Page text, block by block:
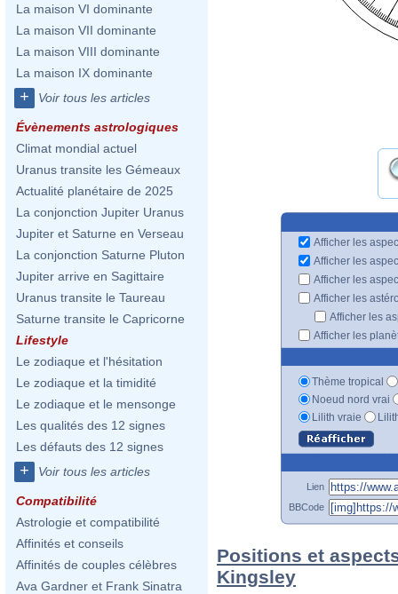
La maison VI dominante
La maison VII dominante
La maison VIII dominante
La maison IX dominante
+ Voir tous les articles
Évènements astrologiques
Climat mondial actuel
Uranus transite les Gémeaux
Actualité planétaire de 2025
La conjonction Jupiter Uranus
Jupiter et Saturne en Verseau
La conjonction Saturne Pluton
Jupiter arrive en Sagittaire
Uranus transite le Taureau
Saturne transite le Capricorne
Lifestyle
Le zodiaque et l'hésitation
Le zodiaque et la timidité
Le zodiaque et le mensonge
Les qualités des 12 signes
Les défauts des 12 signes
+ Voir tous les articles
Compatibilité
Astrologie et compatibilité
Affinités et conseils
Affinités de couples célèbres
Ava Gardner et Frank Sinatra
Afficher les
Afficher les
Afficher les
Afficher les
Afficher les
Afficher les
Thème tropical
Noeud nord vrai
Lilith vraie
Lien
BBCode
Positions et
Kingsley